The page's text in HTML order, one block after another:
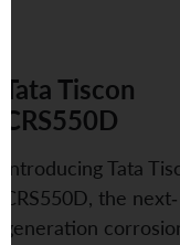
Tata Tiscon
CRS550D
Introducing Tata
CRS550D, the next-
generation